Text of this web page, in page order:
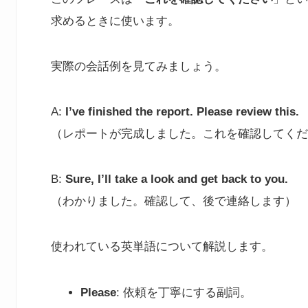
求めるときに使います。
実際の会話例を見てみましょう。
A:
I’ve finished the report. Please review this.
（レポートが完成しました。これを確認してく
B: Sure, I’ll take a look and get back to you.
（わかりました。確認して、後で連絡します）
使われている英単語について解説します。
Please: 依頼を丁寧にする副詞。